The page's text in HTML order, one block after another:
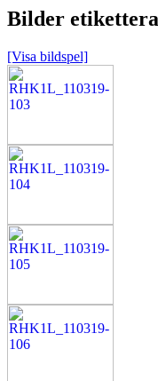
Bilder
[Visa bildspel]